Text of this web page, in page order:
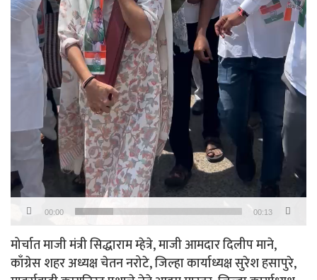
00:00 00:13
मोर्चात माजी मंत्री सिद्धाराम म्हेत्रे, माजी आमदार दिलीप माने,
काँग्रेस शहर अध्यक्ष चेतन नरोटे, जिल्हा कार्याध्यक्ष सुरेश हसापुरे,